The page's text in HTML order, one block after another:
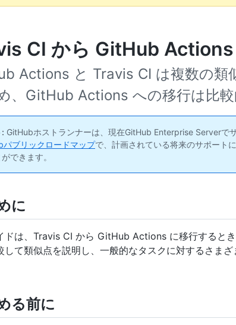
CI から GitHub
Actions と Travis CI は複数の類
、GitHub Actions への移行は比較
: GitHubホストランナーは、現在GitHub Enterprise Serverで
パブリックロードマップで、計画されている将来のサポート
できます。
に
ドは、Travis CI から GitHub Actions に移行すると
して類似点を説明し、一般的なタスクに対するさまざ
る前に